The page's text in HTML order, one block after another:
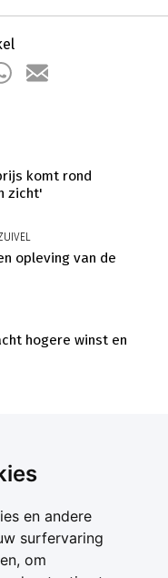
en andere
surfervaring
om
komt rond
zicht'
opleving van de
hogere winst en